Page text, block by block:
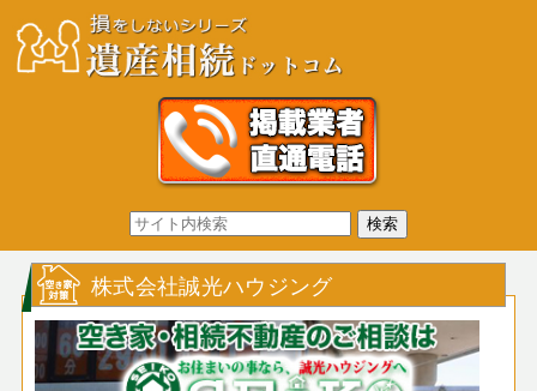
株式会社誠光ハウジング